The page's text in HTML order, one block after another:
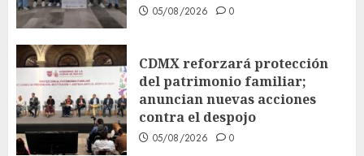
05/08/2026 0
CDMX reforzará protección
del patrimonio familiar;
anuncian nuevas acciones
contra el despojo
05/08/2026 0